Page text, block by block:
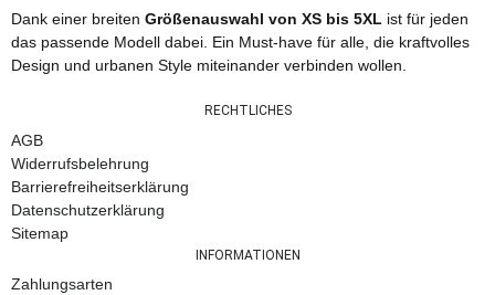
Dank einer breiten Größenauswahl von XS bis 5XL ist für jeden
das passende Modell dabei. Ein Must-have für alle, die kraftvolles
Design und urbanen Style miteinander verbinden wollen.
RECHTLICHES
AGB
Widerrufsbelehrung
Barrierefreiheitserklärung
Datenschutzerklärung
Sitemap
INFORMATIONEN
Zahlungsarten